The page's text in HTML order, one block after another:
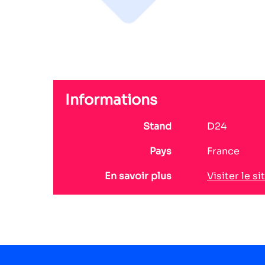
Informations
Stand
D24
Pays
France
En savoir plus
Visiter le